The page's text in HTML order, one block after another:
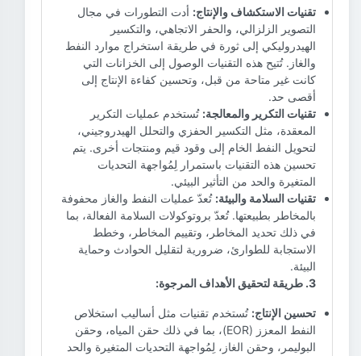
تقنيات الاستكشاف والإنتاج: أدت التطورات في مجال
التصوير الزلزالي، والحفر الاتجاهي، والتكسير
الهيدروليكي إلى ثورة في طريقة استخراج موارد النفط
والغاز. تُتيح هذه التقنيات الوصول إلى الخزانات التي
كانت غير متاحة من قبل، وتحسين كفاءة الإنتاج إلى
أقصى حد.
تقنيات التكرير والمعالجة: تُستخدم عمليات التكرير
المعقدة، مثل التكسير الحفزي والتحلل الهيدروجيني،
لتحويل النفط الخام إلى وقود قيم ومنتجات أخرى. يتم
تحسين هذه التقنيات باستمرار لِمُواجهة التحديات
المتغيرة والحد من التأثير البيئي.
تقنيات السلامة والبيئة: تُعدّ عمليات النفط والغاز محفوفة
بالمخاطر بطبيعتها. تُعدّ بروتوكولات السلامة الفعالة، بما
في ذلك تحديد المخاطر، وتقييم المخاطر، وخطط
الاستجابة للطوارئ، ضرورية لتقليل الحوادث وحماية
البيئة.
3. طريقة لتحقيق الأهداف المرجوة:
تحسين الإنتاج: تُستخدم تقنيات مثل أساليب استخلاص
النفط المعزز (EOR)، بما في ذلك حقن المياه، وحقن
البوليمر، وحقن الغاز، لِمُواجهة التحديات المتغيرة والحد